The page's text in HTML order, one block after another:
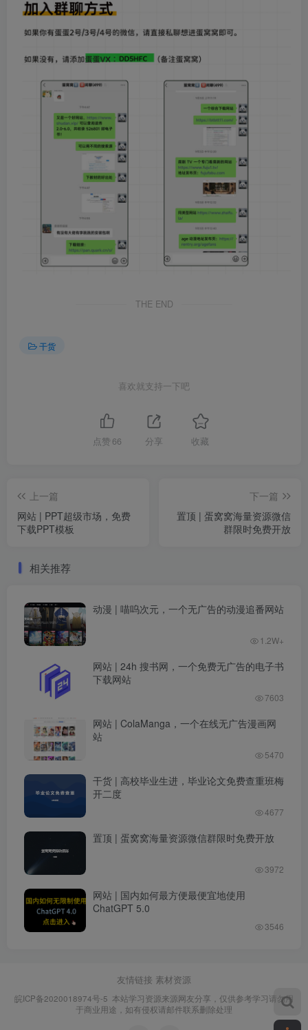
THE END
干货
喜欢就支持一下吧
点赞 66 分享 收藏
上一篇
网站 | PPT超级市场，免费
下载PPT模板
下一篇
置顶 | 蛋窝窝海量资源微信
群限时免费开放
相关推荐
动漫 | 喵呜次元，一个无广告的动漫追番网站
1.2W+
网站 | 24h 搜书网，一个免费无广告的电子书
下载网站
7603
网站 | ColaManga，一个在线无广告漫画网
站
5470
干货 | 高校毕业生进，毕业论文免费查重班梅
开二度
4677
置顶 | 蛋窝窝海量资源微信群限时免费开放
3972
网站 | 国内如何最方便最便宜地使用
ChatGPT 5.0
3546
友情链接 素材资源
皖ICP备2020018974号-5 本站学习资源来源网友分享，仅供参考学习请勿用
于商业用途，如有侵权请邮件联系删除处理